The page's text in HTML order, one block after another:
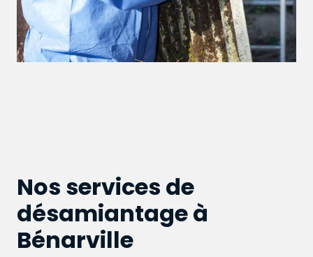
Nos services de
désamiantage à
Bénarville